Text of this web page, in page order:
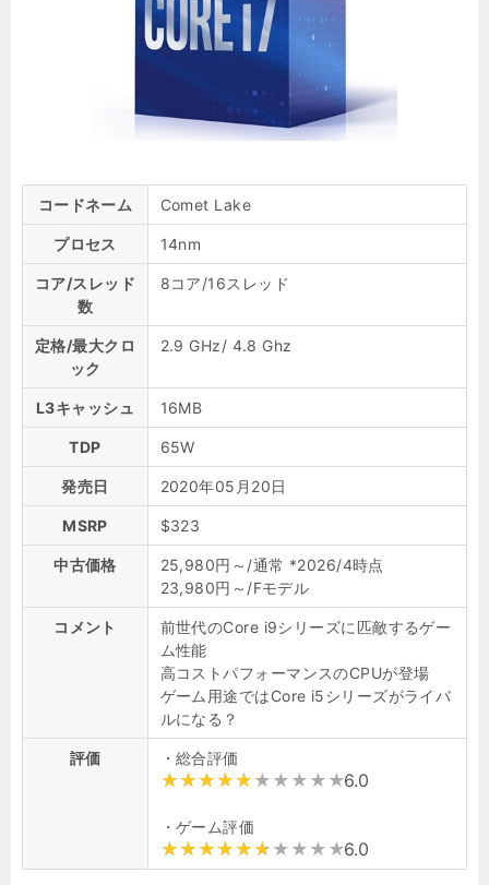
コードネーム Comet Lake
プロセス 14nm
コア/スレッド
数
8コア/16スレッド
定格/最大クロ
ック
2.9 GHz/ 4.8 Ghz
L3キャッシュ 16MB
TDP 65W
発売日 2020年05月20日
MSRP $323
中古価格
25,980円～/通常 *2026/4時点
23,980円～/Fモデル
コメント
前世代のCore i9シリーズに匹敵するゲー
ム性能
高コストパフォーマンスのCPUが登場
ゲーム用途ではCore i5シリーズがライバ
ルになる？
評価 ・総合評価
6.0
・ゲーム評価
6.0